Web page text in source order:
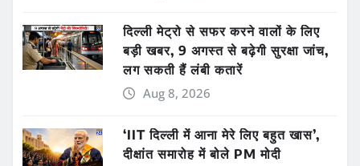
दिल्ली मेट्रो से सफर करने वालों के लिए
बड़ी खबर, 9 अगस्त से बढ़ेगी सुरक्षा जांच,
लग सकती हैं लंबी कतारें
Aug 8, 2026
‘IIT दिल्ली में आना मेरे लिए बहुत खास’,
दीक्षांत समारोह में बोले PM मोदी